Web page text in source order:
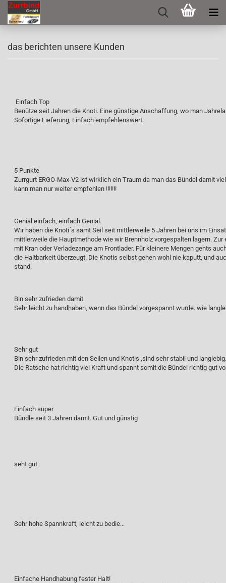
das berichten unsere Kunden
Einfach Top
Benütze seit Jahren die Knoti. Eine günstige Anschaffung, wo man
Sofortige Lieferung, Einfach empfehlenswert.
5 Punkte
Zurrgurt ERGO-Max-V2 ist wirklich ein Traum da man das Bündel damit
kann man nur weiter empfehlen !!!!!!!
Genial einfach, einfach Genial.
Wir haben die Knoti´s samt Seil seit mittlerweile 5 Jahren bei uns im
mittlerweile die Hauptmethode wie wir Brennholz vorgespalten lagern.
mit Kran oder Verladezange am Frontlader. Für kleinere Mengen gehts
die Haltbarkeit überzeugt. Die Knotis selbst gehen wohl nie kaputt, und
stand.
Bin sehr zufrieden damit
Sehr leicht zu handhaben, wenn das Bündel vorgespannt wurde. wie
Sehr gut
Bin sehr zufrieden mit den Seilen und Knotis ,sind sehr stabil und langlebig.
Die Ratsche hat richtig viel Kraft und spannt somit die Bündel richtig gut
Einfach super
Bündle seit 3 Jahren damit. Gut und günstig
seht gut
Sehr hohe Spannkraft, leicht zu bedie...
Einfache Handhabung fester Halt!